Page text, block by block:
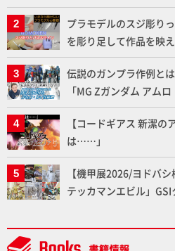
メラ永久保存化プロジ
プラモデルのスジ彫り
を彫り足して作品を映
いプラモデルの基礎：
伝説のガンプラ作例と
「MG Zガンダム アム
ふたたび塗る!!【試し読
【コードギアス 新潔
は……」
【機甲展2026/ヨドバ
テッカマンエビル」
ファイン「TANK
レポート【Side B】